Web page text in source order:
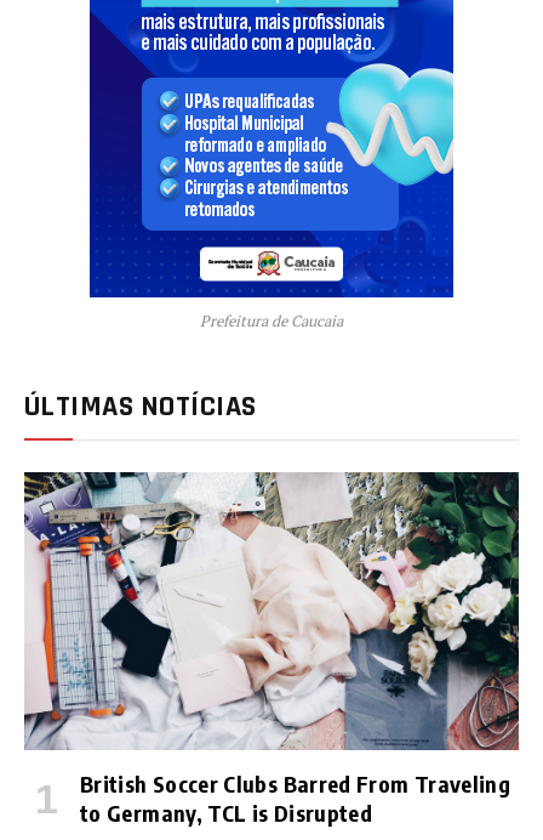
Prefeitura de Caucaia
ÚLTIMAS NOTÍCIAS
British Soccer Clubs Barred From Traveling
to Germany, TCL is Disrupted